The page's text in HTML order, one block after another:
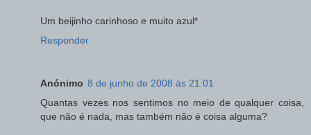
Um beijinho carinhoso e muito azul*
Responder
Anónimo 8 de junho de 2008 às 21:01
Quantas vezes nos sentimos no meio de qualquer coisa,
que não é nada, mas também não é coisa alguma?